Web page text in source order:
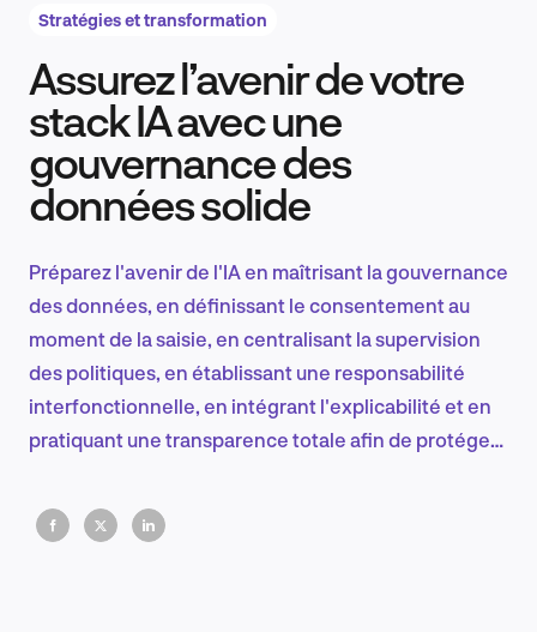
Recherche et conception produit
Tendances sectorielles
EN
FR
Stratégies et transformation
Assurez l’avenir de votre
stack IA avec une
gouvernance des
données solide
Préparez l'avenir de l'IA en maîtrisant la gouvernance
des données, en définissant le consentement au
moment de la saisie, en centralisant la supervision
des politiques, en établissant une responsabilité
interfonctionnelle, en intégrant l'explicabilité et en
pratiquant une transparence totale afin de protéger